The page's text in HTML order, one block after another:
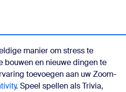
manier om stress te
bouwen en nieuwe dingen te
toevoegen aan uw Zoom-
. Speel spellen als Trivia,